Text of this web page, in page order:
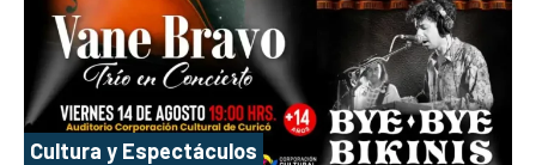
Cultura y Espectáculos